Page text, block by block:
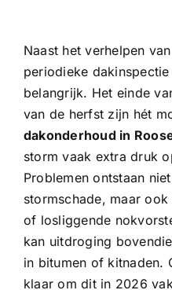
Naast het verhelpen
periodieke
belangrijk. Het einde
van de herfst zijn hét
dakonderhoud in
storm vaak extra druk
Problemen ontstaan
stormschade, maar
of losliggende
kan uitdroging
in bitumen of kitnaden.
klaar om dit in 2026